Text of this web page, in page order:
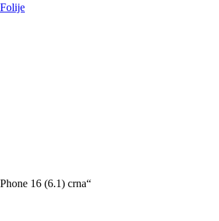
16 (6.1) crna“